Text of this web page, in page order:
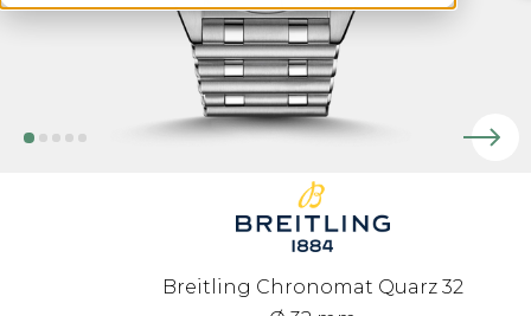
Breitling Chronomat Quarz 32